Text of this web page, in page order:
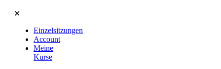
✕
Einzelsitzungen
Account
Meine
Kurse